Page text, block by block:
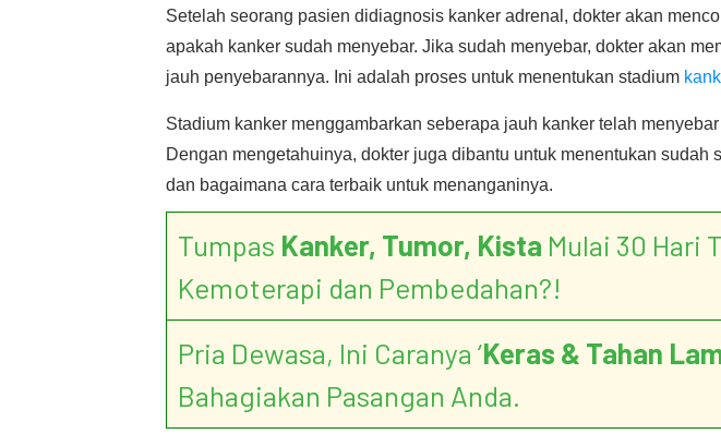
Setelah seorang pasien didiagnosis kanker adrenal, dokter akan
apakah kanker sudah menyebar. Jika sudah menyebar, dokter akan
jauh penyebarannya. Ini adalah proses untuk menentukan stadium
Stadium kanker menggambarkan seberapa jauh kanker telah
Dengan mengetahuinya, dokter juga dibantu untuk menentukan sudah
dan bagaimana cara terbaik untuk menanganinya.
Tumpas Kanker, Tumor, Kista Mulai 30 Hari
Kemoterapi dan Pembedahan?!
Pria Dewasa, Ini Caranya ‘Keras & Tahan
Bahagiakan Pasangan Anda.